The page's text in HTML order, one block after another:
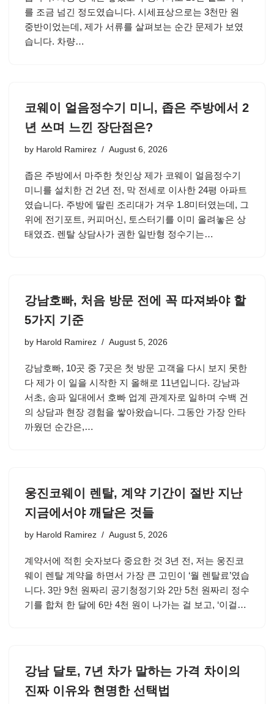
를 조금 넘긴 정도였습니다. 시세표상으로는 3천만 원
중반이었는데, 제가 서류를 살펴보는 순간 문제가 보였
습니다. 차량…
코웨이 얼음정수기 미니, 좁은 주방에서 2
년 쓰며 느낀 장단점은?
by Harold Ramirez August 6, 2026
좁은 주방에서 마주한 첫인상 제가 코웨이 얼음정수기
미니를 설치한 건 2년 전, 막 전세로 이사한 24평 아파트
였습니다. 주방에 딸린 조리대가 겨우 1.8미터였는데, 그
위에 전기포트, 커피머신, 토스터기를 이미 올려놓은 상
태였죠. 렌탈 상담사가 권한 일반형 정수기는…
강남호빠, 처음 방문 전에 꼭 따져봐야 할
5가지 기준
by Harold Ramirez August 5, 2026
강남호빠, 10곳 중 7곳은 첫 방문 고객을 다시 보지 못한
다 제가 이 일을 시작한 지 올해로 11년입니다. 강남과
서초, 송파 일대에서 호빠 업계 관계자로 일하며 수백 건
의 상담과 현장 경험을 쌓아왔습니다. 그동안 가장 안타
까웠던 순간은,…
웅진코웨이 렌탈, 계약 기간이 절반 지난
지금에서야 깨달은 것들
by Harold Ramirez August 5, 2026
계약서에 적힌 숫자보다 중요한 것 3년 전, 저는 웅진코
웨이 렌탈 계약을 하면서 가장 큰 고민이 ‘월 렌탈료’였습
니다. 3만 9천 원짜리 공기청정기와 2만 5천 원짜리 정수
기를 합쳐 한 달에 6만 4천 원이 나가는 걸 보고, ‘이걸…
강남 달토, 7년 차가 말하는 가격 차이의
진짜 이유와 현명한 선택법